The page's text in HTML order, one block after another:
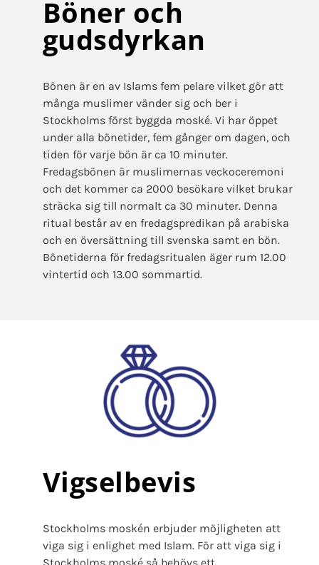
Böner och
gudsdyrkan
Bönen är en av Islams fem pelare vilket gör att
många muslimer vänder sig och ber i
Stockholms först byggda moské. Vi har öppet
under alla bönetider, fem gånger om dagen, och
tiden för varje bön är ca 10 minuter.
Fredagsbönen är muslimernas veckoceremoni
och det kommer ca 2000 besökare vilket brukar
sträcka sig till normalt ca 30 minuter. Denna
ritual består av en fredagspredikan på arabiska
och en översättning till svenska samt en bön.
Bönetiderna för fredagsritualen äger rum 12.00
vintertid och 13.00 sommartid.
Vigselbevis
Stockholms moskén erbjuder möjligheten att
viga sig i enlighet med Islam. För att viga sig i